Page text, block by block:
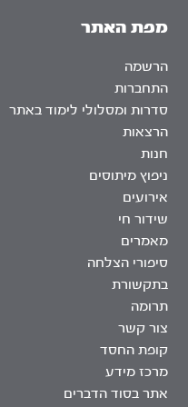
מפת האתר
הרשמה
התחברות
סדרות ומסלולי לימוד באתר
הרצאות
חנות
ניפוץ מיתוסים
אירועים
שידור חי
מאמרים
סיפורי הצלחה
בתקשורת
תרומה
צור קשר
קופת החסד
מרכז מידע
אתר בסוד הדברים